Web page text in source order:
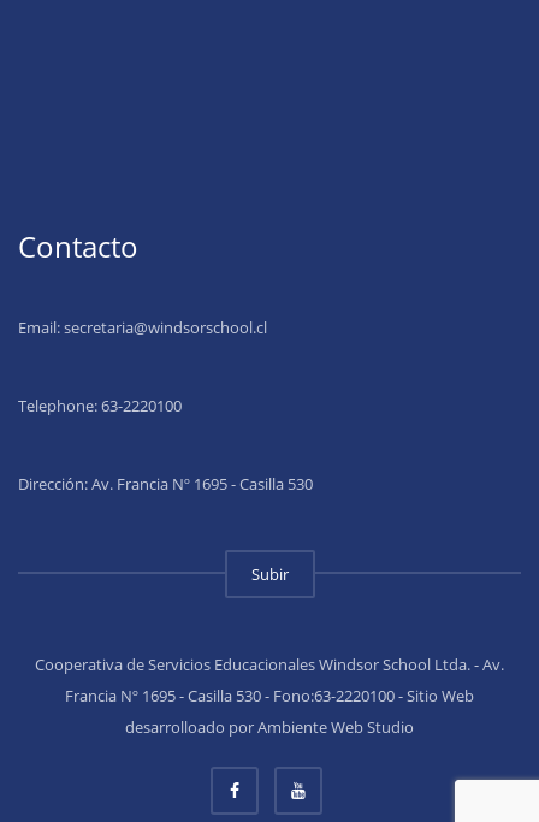
Contacto
Email:secretaria@windsorschool.cl
Telephone: 63-2220100
Dirección: Av. Francia Nº 1695 - Casilla 530
Subir
Cooperativa de Servicios Educacionales Windsor School Ltda. - Av.
Francia Nº 1695 - Casilla 530 - Fono:63-2220100 - Sitio Web
desarrolloado por Ambiente Web Studio